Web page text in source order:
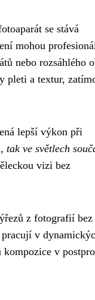
se stává
mohou
nebo rozsáhlého
pleti a textur,
lepší výkon při
ve světlech
vizi bez
z fotografií bez
v
kompozice v